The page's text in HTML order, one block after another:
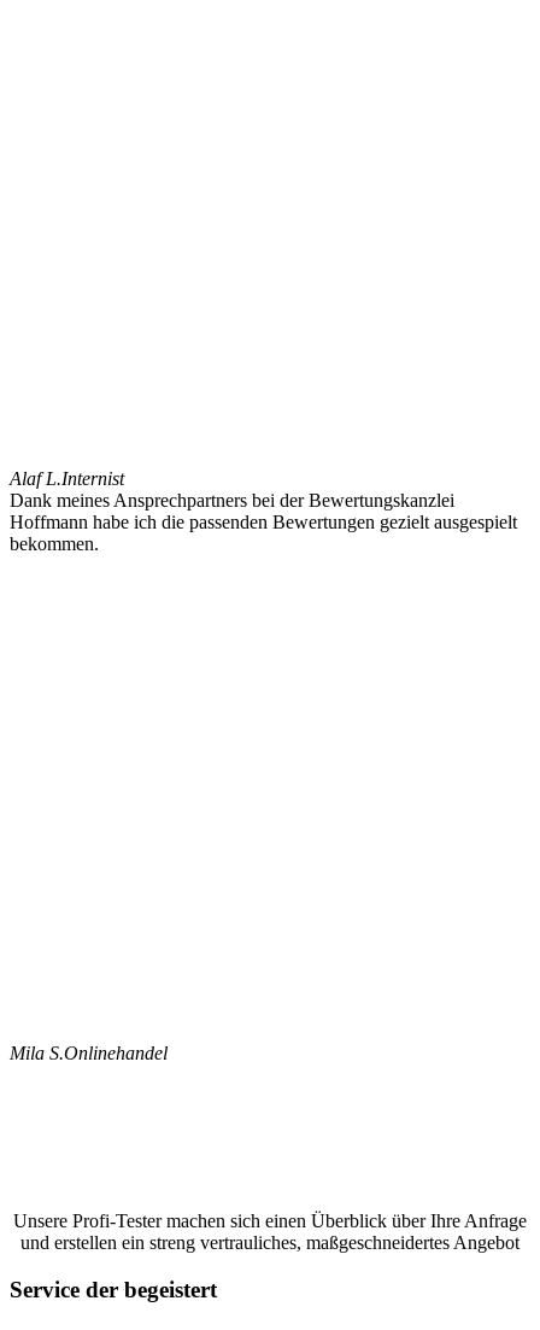
Alaf L.Internist
Dank meines Ansprechpartners bei der Bewertungskanzlei
Hoffmann habe ich die passenden Bewertungen gezielt ausgespielt
bekommen.
Mila S.Onlinehandel
Unsere Profi-Tester machen sich einen Überblick über Ihre Anfrage
und erstellen ein streng vertrauliches, maßgeschneidertes Angebot
Service der begeistert